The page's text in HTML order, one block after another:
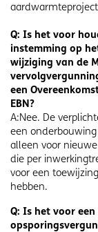
Q: Is het voor
instemming op
wijziging van de
een
EBN?
A:Nee. De
een
alleen voor
die per
voor een
hebben.
Q: Is het voor